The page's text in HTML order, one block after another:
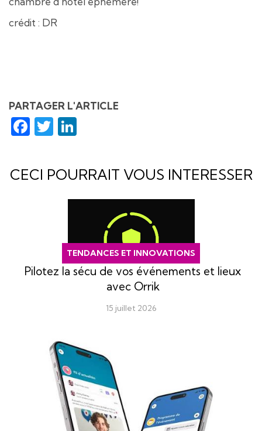
crédit : DR
PARTAGER L'ARTICLE
Facebook
Twitter
CECI POURRAIT VOUS INTERESSER
TENDANCES ET INNOVATIONS
Pilotez la sécu de vos événements et lieux
avec Orrik
15 juillet 2026